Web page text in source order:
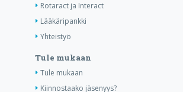
Rotaract ja Interact
Lääkäripankki
Yhteistyö
Tule mukaan
Tule mukaan
Kiinnostaako jäsenyys?